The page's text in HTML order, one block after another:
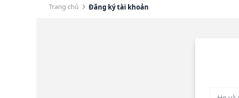
Trang chủ Đăng ký tài khoản